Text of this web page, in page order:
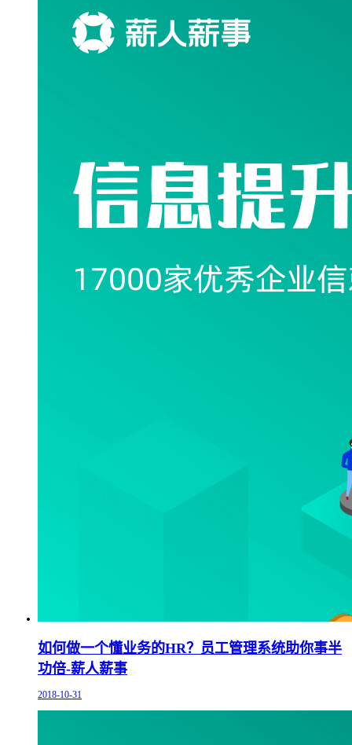
如何做一个懂业务的HR？员工管理系统助你事半
功倍-薪人薪事
2018-10-31